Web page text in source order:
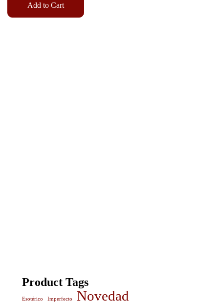
Add to Cart
Product Tags
Esotérico Imperfecto Novedad